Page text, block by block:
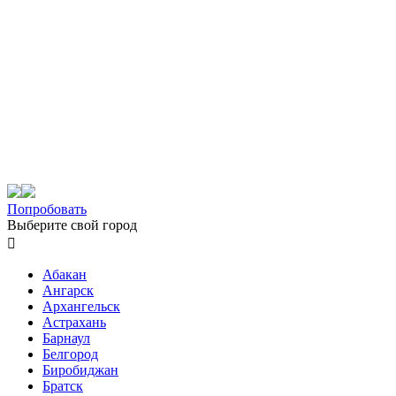
Попробовать
Выберите свой город

Абакан
Ангарск
Архангельск
Астрахань
Барнаул
Белгород
Биробиджан
Братск